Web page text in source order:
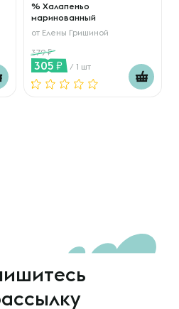
% Халапеньо
маринованный
от Елены Гришиной
379
305 / 1 шт